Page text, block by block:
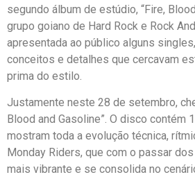
segundo álbum de estúdio, “Fire,
grupo goiano de Hard Rock e Rock
apresentada ao público alguns
conceitos e detalhes que cercavam
prima do estilo.
Justamente neste 28 de setembro,
Blood and Gasoline”. O disco contém
mostram toda a evolução técnica,
Monday Riders, que com o passar
mais vibrante e se consolida no